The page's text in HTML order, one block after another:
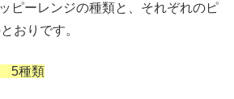
ピーレンジの種類と、それぞれのピ
おりです。
5種類